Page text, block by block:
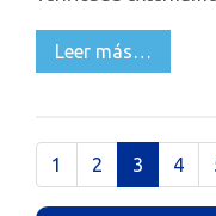
Leer más…
1 2 3 4